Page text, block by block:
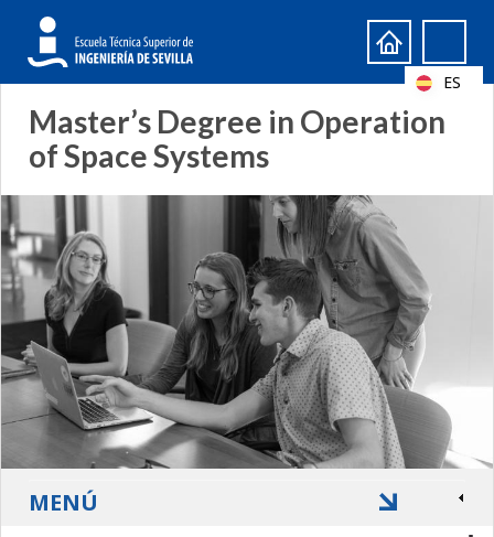
Formulario
de
búsqueda
Search
Master’s Degree in Operation
of Space Systems
MENÚ
ES